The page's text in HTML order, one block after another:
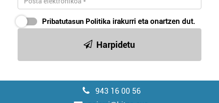
Pribatutasun Politika irakurri eta onartzen dut.
Harpidetu
943 16 00 56